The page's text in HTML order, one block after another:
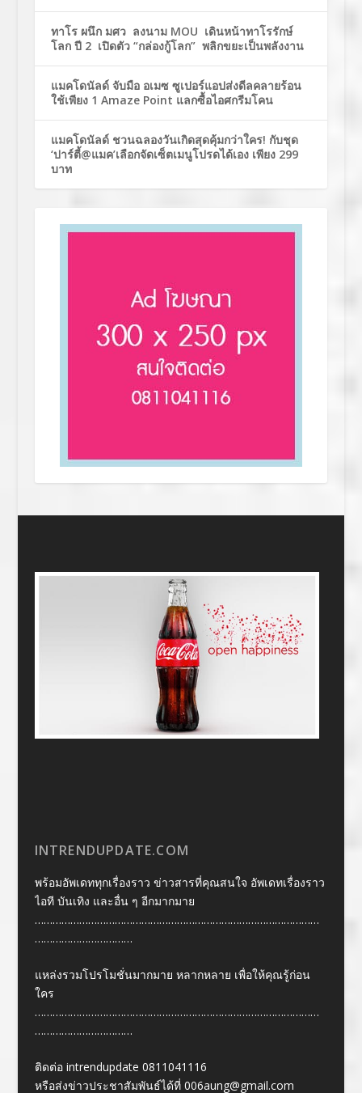
ทาโร ผนึก มศว ลงนาม MOU เดินหน้าทาโรรักษ์
โลก ปี 2 เปิดตัว “กล่องกู้โลก” พลิกขยะเป็นพลังงาน
แมคโดนัลด์ จับมือ อเมซ ซูเปอร์แอปส่งดีลคลายร้อน
ใช้เพียง 1 Amaze Point แลกซื้อไอศกรีมโคน
แมคโดนัลด์ ชวนฉลองวันเกิดสุดคุ้มกว่าใคร! กับชุด
‘ปาร์ตี้@แมค’เลือกจัดเซ็ตเมนูโปรดได้เอง เพียง 299
บาท
INTRENDUPDATE.COM
พร้อมอัพเดททุกเรื่องราว ข่าวสารที่คุณสนใจ อัพเดทเรื่องราว
ไอที บันเทิง และอื่น ๆ อีกมากมาย
……………………………………………………………………………………
……………………………
แหล่งรวมโปรโมชั่นมากมาย หลากหลาย เพื่อให้คุณรู้ก่อน
ใคร
……………………………………………………………………………………
……………………………
ติดต่อ intrendupdate 0811041116
หรือส่งข่าวประชาสัมพันธ์ได้ที่ 006aung@gmail.com